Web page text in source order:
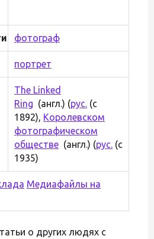
фотограф
портрет
The Linked
Ring (англ.) (рус. (с
1892), Королевском
фотографическом
обществе (англ.) (рус. (с
1935)
Медиафайлы на
о других людях с